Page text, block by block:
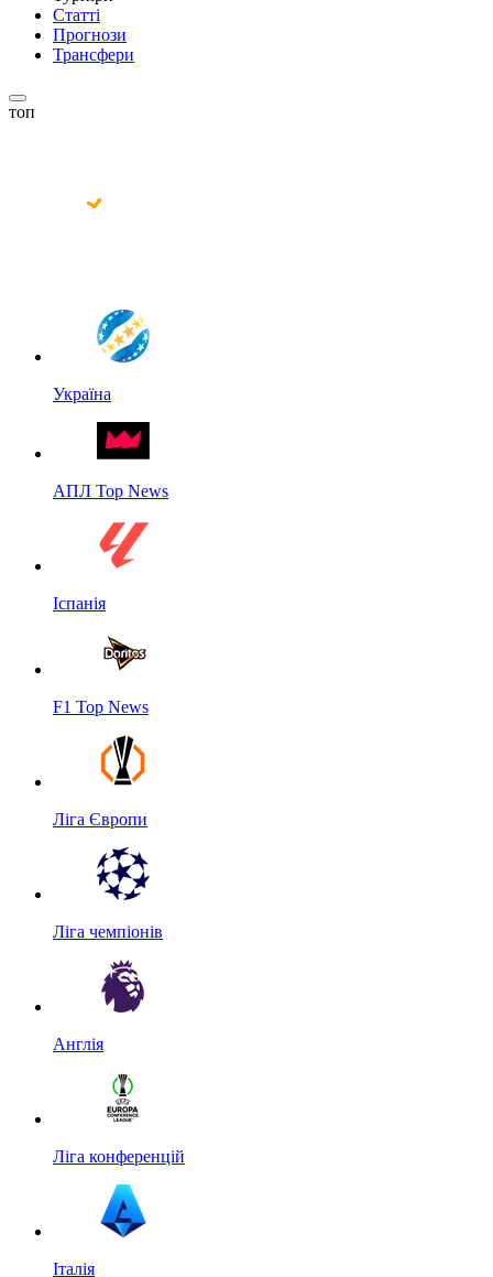
Статті
Прогнози
Трансфери
топ
Україна
АПЛ Top News
Іспанія
F1 Top News
Ліга Європи
Ліга чемпіонів
Англія
Ліга конференцій
Італія